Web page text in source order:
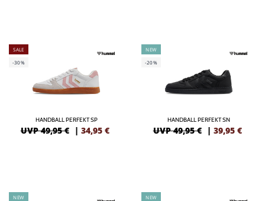
SALE
-30%
HANDBALL PERFEKT SP
UVP 49,95 € | 34,95 €
NEW
-20%
HANDBALL PERFEKT SN
UVP 49,95 € | 39,95 €
NEW
NEW